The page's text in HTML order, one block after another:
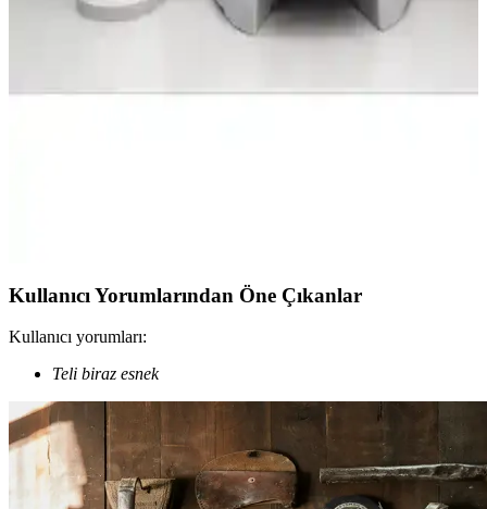
Madame Coco Olivier Switch ve Primanova Lenox modellerinin
Kullanıcı Yorumlarından Öne Çıkanlar
Kullanıcı yorumları:
Teli biraz esnek